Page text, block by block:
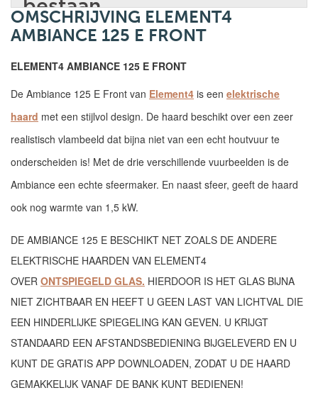
OMSCHRIJVING ELEMENT4
AMBIANCE 125 E FRONT
ELEMENT4 AMBIANCE 125 E FRONT
De Ambiance 125 E Front van Element4 is een elektrische
haard met een stijlvol design. De haard beschikt over een zeer
realistisch vlambeeld dat bijna niet van een echt houtvuur te
onderscheiden is! Met de drie verschillende vuurbeelden is de
Ambiance een echte sfeermaker. En naast sfeer, geeft de haard
ook nog warmte van 1,5 kW.
DE AMBIANCE 125 E BESCHIKT NET ZOALS DE ANDERE
ELEKTRISCHE HAARDEN VAN ELEMENT4
OVER ONTSPIEGELD GLAS. HIERDOOR IS HET GLAS BIJNA
NIET ZICHTBAAR EN HEEFT U GEEN LAST VAN LICHTVAL DIE
EEN HINDERLIJKE SPIEGELING KAN GEVEN. U KRIJGT
STANDAARD EEN AFSTANDSBEDIENING BIJGELEVERD EN U
KUNT DE GRATIS APP DOWNLOADEN, ZODAT U DE HAARD
GEMAKKELIJK VANAF DE BANK KUNT BEDIENEN!